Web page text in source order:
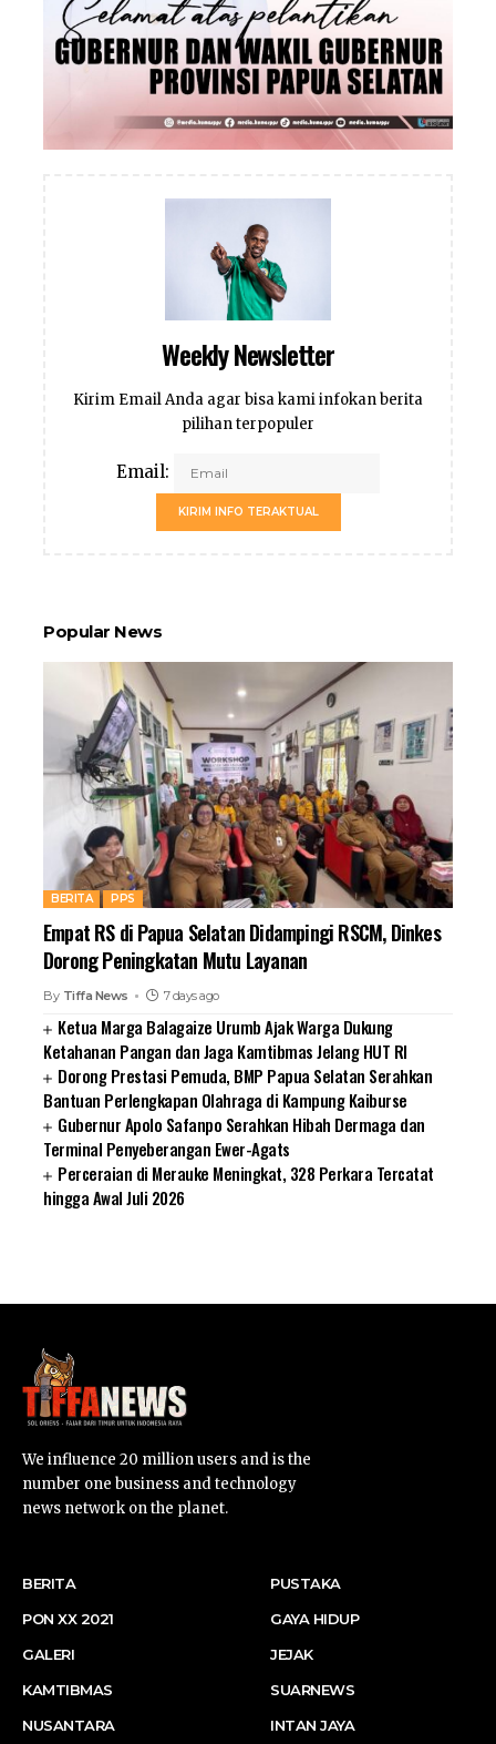
Weekly Newsletter
Kirim Email Anda agar bisa kami infokan berita
pilihan terpopuler
Email:
KIRIM INFO TERAKTUAL
Popular News
BERITA PPS
Empat RS di Papua Selatan Didampingi RSCM, Dinkes
Dorong Peningkatan Mutu Layanan
By Tiffa News 7 days ago
Ketua Marga Balagaize Urumb Ajak Warga Dukung
Ketahanan Pangan dan Jaga Kamtibmas Jelang HUT RI
Dorong Prestasi Pemuda, BMP Papua Selatan Serahkan
Bantuan Perlengkapan Olahraga di Kampung Kaiburse
Gubernur Apolo Safanpo Serahkan Hibah Dermaga dan
Terminal Penyeberangan Ewer-Agats
Perceraian di Merauke Meningkat, 328 Perkara Tercatat
hingga Awal Juli 2026
We influence 20 million users and is the
number one business and technology
news network on the planet.
BERITA
PON XX 2021
GALERI
KAMTIBMAS
NUSANTARA
PUSTAKA
GAYA HIDUP
JEJAK
SUARNEWS
INTAN JAYA